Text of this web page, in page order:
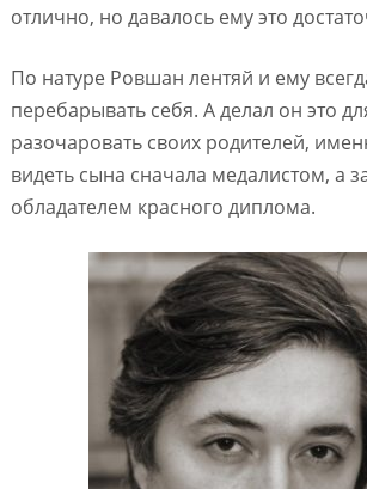
отлично, но давалось ему это
По натуре Ровшан лентяй и ему
перебарывать себя. А делал он это
разочаровать своих родителей,
видеть сына сначала медалистом, а
обладателем красного диплома.